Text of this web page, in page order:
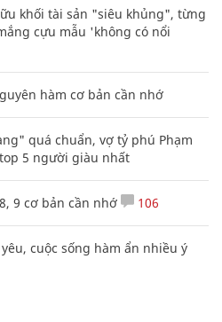
khối tài sản "siêu khủng", từng
cựu mẫu 'không có nổi
hàm cơ bản cần nhớ
quá chuẩn, vợ tỷ phú Phạm
5 người giàu nhất
9 cơ bản cần nhớ 106
cuộc sống hàm ẩn nhiều ý